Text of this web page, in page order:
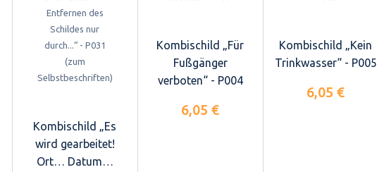
Kombischild „Es
wird gearbeitet!
Ort… Datum…
Kombischild „Für
Fußgänger
verboten“ - P004
6,05 €
Kombischild „Kein
Trinkwasser“ - P005
6,05 €